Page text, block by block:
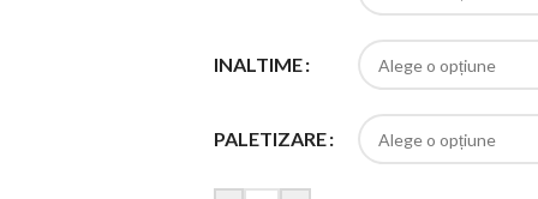
INALTIME
PALETIZARE